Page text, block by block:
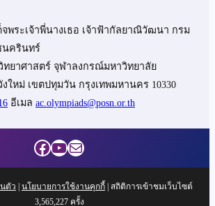
พระเจ้าพี่นางเธอ เจ้าฟ้ากัลยาณิวัฒนา กรม
นครินทร์
ทยาศาสตร์ จุฬาลงกรณ์มหาวิทยาลัย
ใหม่ เขตปทุมวัน กรุงเทพมหานคร 10330
อีเมล ac.olympiads@posn.or.th
Facebook
YouTube
Mail
ตัว | นโยบายการใช้งานคุกกี้ | สถิติการเข้าชมเว็บไซต์
3,565,227ครั้ง